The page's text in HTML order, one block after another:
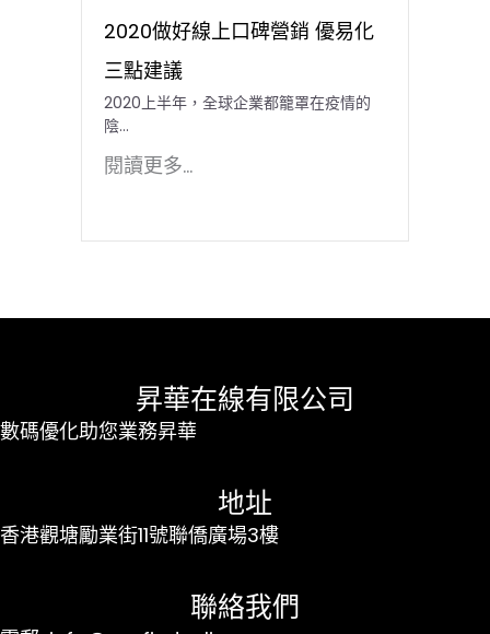
2020做好線上口碑營銷 優易化
三點建議
2020上半年，全球企業都籠罩在疫情的
陰...
閱讀更多...
昇華在線有限公司
數碼優化助您業務昇華
地址
香港觀塘勵業街11號聯僑廣場3樓
聯絡我們